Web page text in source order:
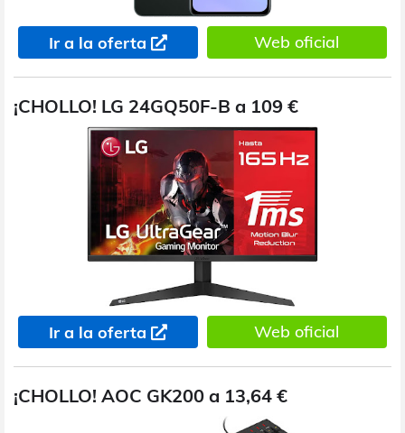
Ir a la oferta Web oficial
¡CHOLLO! LG 24GQ50F-B a 109 €
Ir a la oferta Web oficial
¡CHOLLO! AOC GK200 a 13,64 €